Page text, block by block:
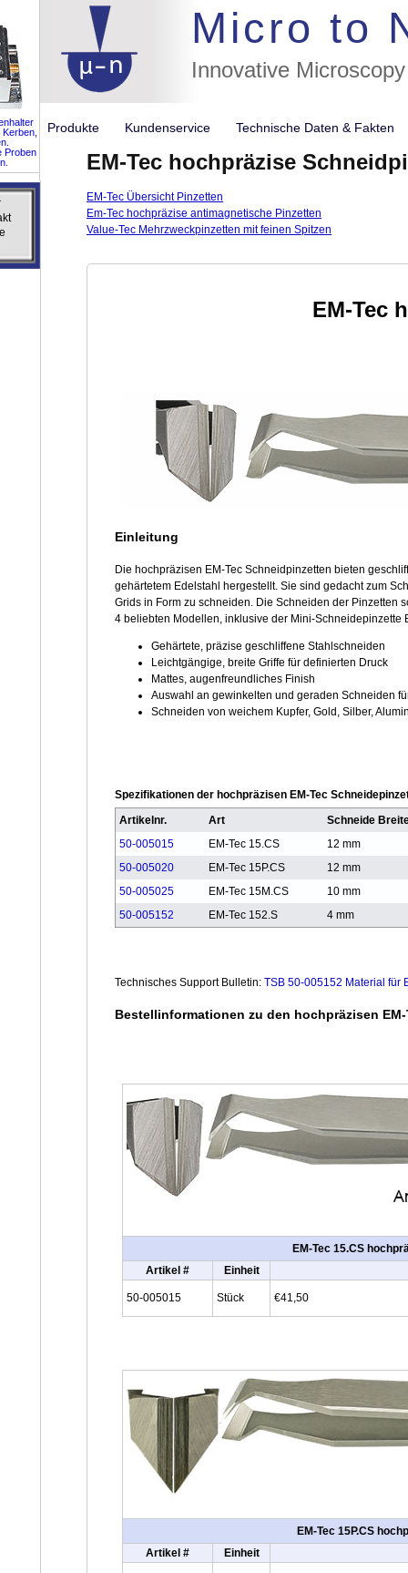
Proben
Micro to
Innovative
//flags
Produkte Kundenservice Technische Daten & Fakten
EM-Tec hochpräzise
EM-Tec Übersicht Pinzetten
Em-Tec hochpräzise antimagnetische Pinzetten
Value-Tec Mehrzweckpinzetten mit feinen Spitzen
EM-Tec
Einleitung
Die hochpräzisen EM-Tec Schneidpinzetten bieten
gehärtetem Edelstahl hergestellt. Sie sind gedacht zum
Grids in Form zu schneiden. Die Schneiden der Pinzetten
4 beliebten Modellen, inklusive der Mini-Schneidepinzette
Gehärtete, präzise geschliffene Stahlschneiden
Leichtgängige, breite Griffe für definierten Druck
Mattes, augenfreundliches Finish
Auswahl an gewinkelten und geraden Schneiden
Schneiden von weichem Kupfer, Gold, Silber,
Spezifikationen der hochpräzisen EM-Tec
Artikelnr.
Art
Schneide
50-005015
EM-Tec 15.CS
12 mm
50-005020
EM-Tec 15P.CS
12 mm
50-005025
EM-Tec 15M.CS
10 mm
50-005152
EM-Tec 152.S 4 mm
Technisches Support Bulletin: TSB 50-005152 Material für
Bestellinformationen zu den hochpräzisen
EM-Tec 15.CS
Artikel #
Einheit
50-005015 Stück €41,50
EM-Tec 15P.CS
Artikel #
Einheit